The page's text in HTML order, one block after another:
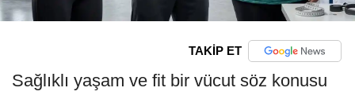
TAKİP ET
Sağlıklı yaşam ve fit bir vücut söz konusu